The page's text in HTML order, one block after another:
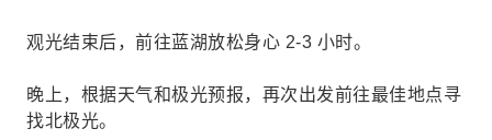
观光结束后，前往蓝湖放松身心 2-3 小时。
晚上，根据天气和极光预报，再次出发前往最佳地点寻
找北极光。